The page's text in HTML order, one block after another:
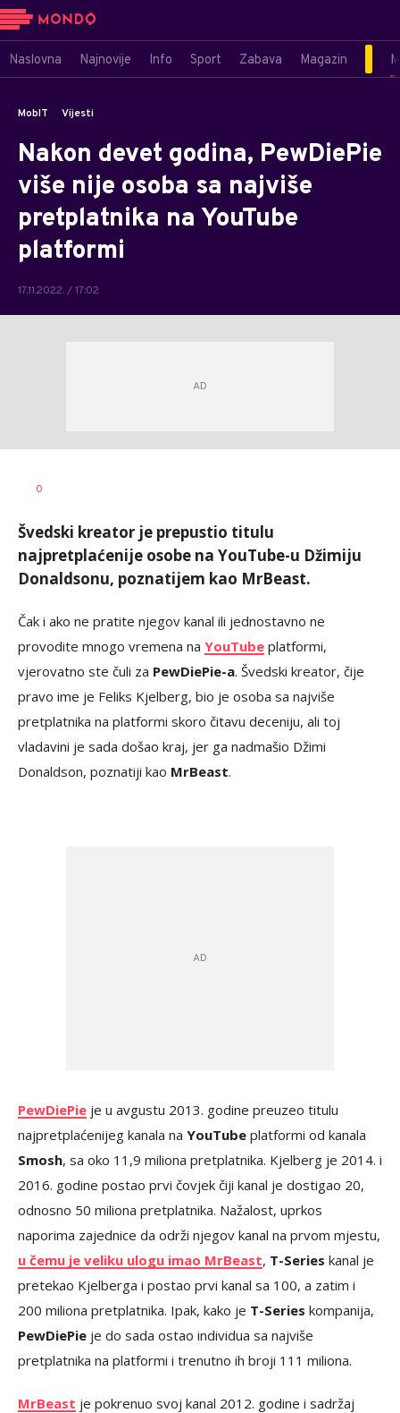
Naslovna Najnovije Info Sport Zabava Magazin
MobIT Vijesti
Nakon devet godina, PewDiePie
više nije osoba sa najviše
pretplatnika na YouTube
platformi
17.11.2022. / 17:02
AUTOR
0
Švedski kreator je prepustio titulu
najpretplaćenije osobe na YouTube-u Džimiju
Donaldsonu, poznatijem kao MrBeast.
Čak i ako ne pratite njegov kanal ili jednostavno ne
provodite mnogo vremena na YouTube platformi,
vjerovatno ste čuli za PewDiePie-a. Švedski kreator, čije
pravo ime je Feliks Kjelberg, bio je osoba sa najviše
pretplatnika na platformi skoro čitavu deceniju, ali toj
vladavini je sada došao kraj, jer ga nadmašio Džimi
Donaldson, poznatiji kao MrBeast.
PewDiePie je u avgustu 2013. godine preuzeo titulu
najpretplaćenijeg kanala na YouTube platformi od kanala
Smosh, sa oko 11,9 miliona pretplatnika. Kjelberg je 2014. i
2016. godine postao prvi čovjek čiji kanal je dostigao 20,
odnosno 50 miliona pretplatnika. Nažalost, uprkos
naporima zajednice da održi njegov kanal na prvom mjestu,
u čemu je veliku ulogu imao MrBeast, T-Series kanal je
pretekao Kjelberga i postao prvi kanal sa 100, a zatim i
200 miliona pretplatnika. Ipak, kako je T-Series kompanija,
PewDiePie je do sada ostao individua sa najviše
pretplatnika na platformi i trenutno ih broji 111 miliona.
MrBeast je pokrenuo svoj kanal 2012. godine i sadržaj